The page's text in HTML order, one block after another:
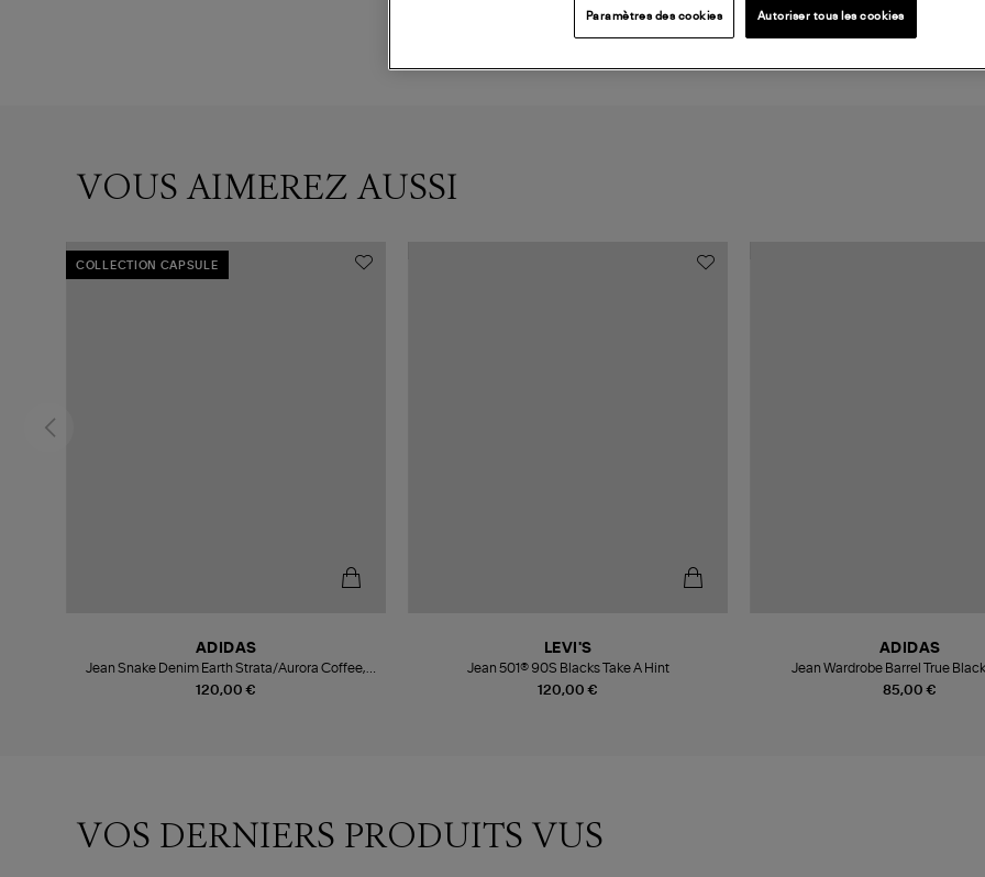
VOUS AIMEREZ AUSSI
COLLECTION CAPSULE
120,00 €
ADIDAS
Jean Snake Denim Earth Strata/Aurora Coffee,
Capsule Snake Tweed
120,00 €
LEVI'S
Jean 501® 90S Blacks Take A Hint
85,00 €
ADIDAS
Jean Wardrobe Barrel True
VOS DERNIERS PRODUITS VUS
Paramètres des cookies Autoriser tous les cookies